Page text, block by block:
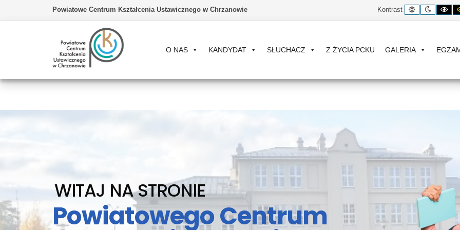
Powiatowe
Kształcenia
Powiatowe Centrum Kształcenia Ustawicznego w Chrzanowie Kontrast
Kontrast
domyślny
Tryb
nocny
O NAS KANDYDAT SŁUCHACZ Z ŻYCIA PCKU GALERIA
Powiatowego Centrum
WITAJ NA STRONIE